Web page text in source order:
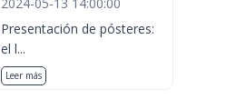
Presentación de pósteres:
el l...
Leer más